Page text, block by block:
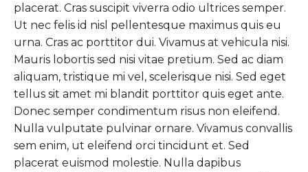
placerat. Cras suscipit viverra odio ultrices semper.
Ut nec felis id nisl pellentesque maximus quis eu
urna. Cras ac porttitor dui. Vivamus at vehicula nisi.
Mauris lobortis sed nisi vitae pretium. Sed ac diam
aliquam, tristique mi vel, scelerisque nisi. Sed eget
tellus sit amet mi blandit porttitor quis eget ante.
Donec semper condimentum risus non eleifend.
Nulla vulputate pulvinar ornare. Vivamus convallis
sem enim, ut eleifend orci tincidunt et. Sed
placerat euismod molestie. Nulla dapibus